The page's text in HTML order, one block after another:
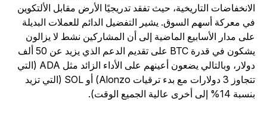
التاريخية، حيث تفقد تدريجيًا الأرض مقابل الألتكوين
معركة أسهم السوق. يشير التفضيل الدائم للعملات البديلة
مدار الأسابيع الماضية إلى أن المشاركين نشط لا يزالون
يشكون في قدرة BTC على تقديم الدعم الذي يزيد عن 50 ألف
دولار، وبالتالي يضعون أعينهم على الأداء الزائد مثل ADA (التي
تتجاوز 3 دولارات مع بدء ترقيات Alonzo) أو SOL (التي تزيد
إلى أخرى عالية الجميع الوقت).